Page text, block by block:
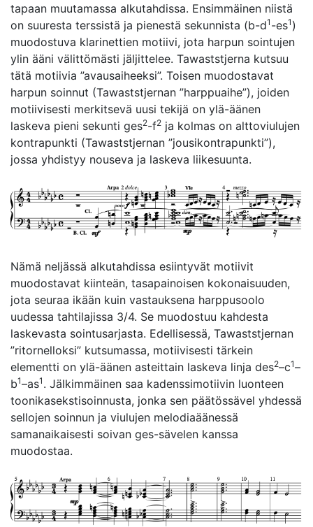
tapaan muutamassa alkutahdissa. Ensimmäinen niistä
on suuresta terssistä ja pienestä sekunnista (b-d1 -es1 )
muodostuva klarinettien motiivi, jota harpun sointujen
ylin ääni välittömästi jäljittelee. Tawaststjerna kutsuu
tätä motiivia ”avausaiheeksi”. Toisen muodostavat
harpun soinnut (Tawaststjernan ”harppuaihe”), joiden
motiivisesti merkitsevä uusi tekijä on ylä-äänen
laskeva pieni sekunti ges2-f2 ja kolmas on alttoviulujen
kontrapunkti (Tawaststjernan ”jousikontrapunkti”),
jossa yhdistyy nouseva ja laskeva liikesuunta.
Nämä neljässä alkutahdissa esiintyvät motiivit
muodostavat kiinteän, tasapainoisen kokonaisuuden,
jota seuraa ikään kuin vastauksena harppusoolo
uudessa tahtilajissa 3/4. Se muodostuu kahdesta
laskevasta sointusarjasta. Edellisessä, Tawaststjernan
”ritornelloksi” kutsumassa, motiivisesti tärkein
elementti on ylä-äänen asteittain laskeva linja des2–c1–
b1–as1 . Jälkimmäinen saa kadenssimotiivin luonteen
toonikasekstisoinnusta, jonka sen päätössävel yhdessä
sellojen soinnun ja viulujen melodiaäänessä
samanaikaisesti soivan ges-sävelen kanssa
muodostaa.